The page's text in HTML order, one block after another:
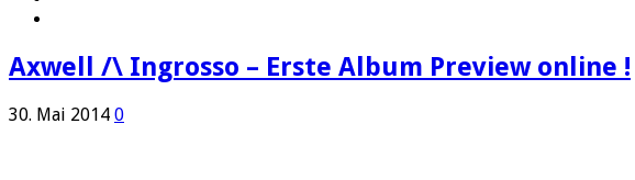
Axwell /\ Ingrosso – Erste Album Preview online !
30. Mai 2014 0